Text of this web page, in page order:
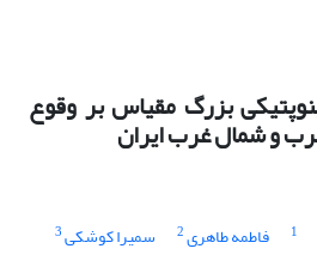
بزرگ مقیاس بر وقوع
و شمال غرب ایران
1 فاطمه طاهری2 سمیرا کوشکی3